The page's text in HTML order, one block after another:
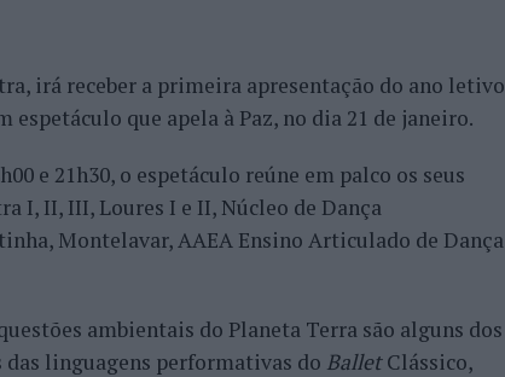
irá receber a primeira apresentação do ano letivo
espetáculo que apela à Paz, no dia 21 de janeiro.
e 21h30, o espetáculo reúne em palco os seus
I, II, III, Loures I e II, Núcleo de Dança
Montelavar, AAEA Ensino Articulado de Dança
ambientais do Planeta Terra são alguns dos
das linguagens performativas do BalletClássico,